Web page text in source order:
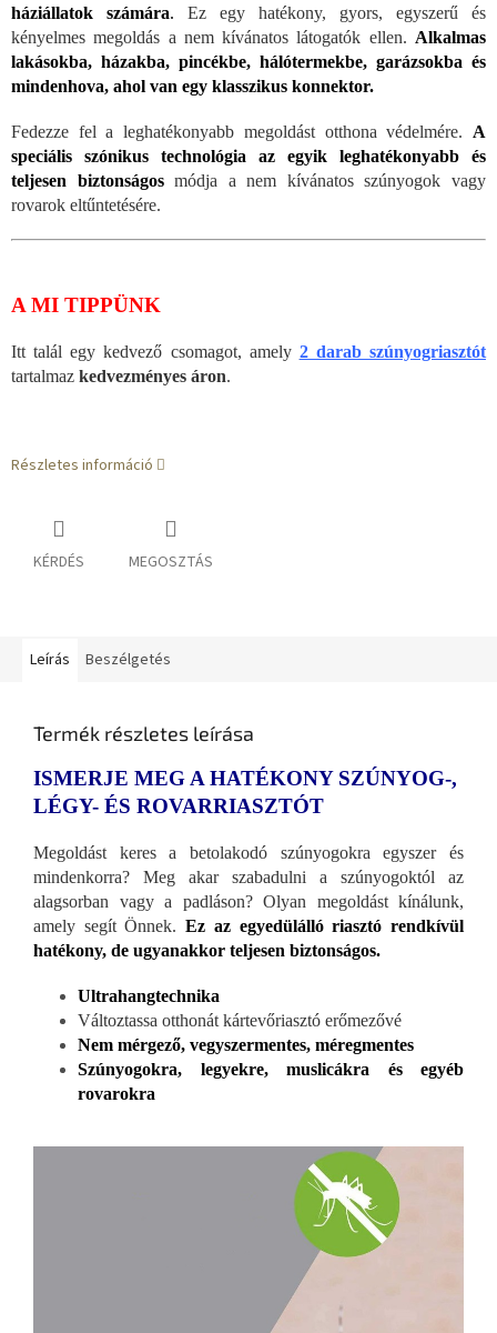
háziállatok számára. Ez egy hatékony, gyors, egyszerű és
kényelmes megoldás a nem kívánatos látogatók ellen. Alkalmas
lakásokba, házakba, pincékbe, hálótermekbe, garázsokba és
mindenhova, ahol van egy klasszikus konnektor.
Fedezze fel a leghatékonyabb megoldást otthona védelmére. A
speciális szónikus technológia az egyik leghatékonyabb és
teljesen biztonságosmódja a nem kívánatos szúnyogok vagy
rovarok eltűntetésére.
A MI TIPPÜNK
Itt talál egy kedvező csomagot, amely 2 darab szúnyogriasztót
tartalmaz kedvezményes áron.
Részletes információ
KÉRDÉS MEGOSZTÁS
Leírás Beszélgetés
Termék részletes leírása
ISMERJE MEG A HATÉKONY SZÚNYOG-,
LÉGY- ÉS ROVARRIASZTÓT
Megoldást keres a betolakodó szúnyogokra egyszer és
mindenkorra? Meg akar szabadulni a szúnyogoktól az
alagsorban vagy a padláson? Olyan megoldást kínálunk,
amely segít Önnek.Ez az egyedülálló riasztó rendkívül
hatékony, de ugyanakkor teljesen biztonságos.
Ultrahangtechnika
Változtassa otthonát kártevőriasztó erőmezővé
Nem mérgező, vegyszermentes, méregmentes
Szúnyogokra, legyekre, muslicákra és egyéb
rovarokra